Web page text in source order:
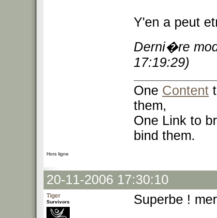
Y'en a peut
Derni�re
17:19:29)
One Content
them,
One Link to
bind them.
Hors ligne
20-11-2006 17:30:10
Tiger
Survivors Superbe !